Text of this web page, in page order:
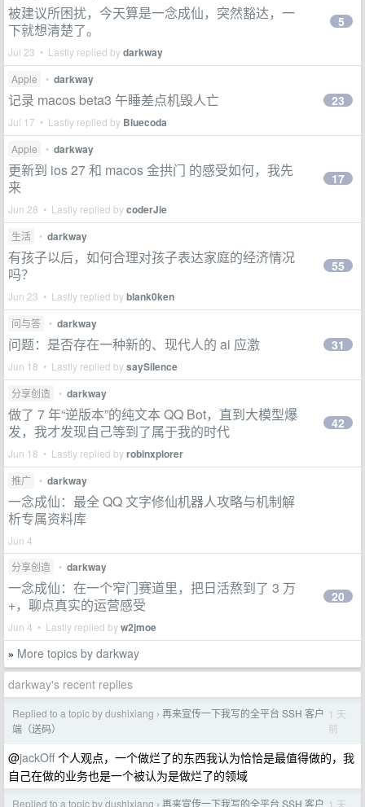
被建议所困扰，今天算是一念成仙，突然豁达，一
下就想清楚了。
Jul 23 • Lastly replied bydarkway
5
Apple • darkway
记录 macos beta3 午睡差点机毁人亡
Jul 17 • Lastly replied by Bluecoda
23
Apple • darkway
更新到 ios 27 和 macos 金拱门 的感受如何，我先
来
Jun 28 • Lastly replied bycoderJie
17
生活 • darkway
有孩子以后，如何合理对孩子表达家庭的经济情况
吗？
Jun 23 • Lastly replied byblank0ken
55
问与答 • darkway
问题：是否存在一种新的、现代人的 ai 应激
Jun 18 • Lastly replied bysaySilence
31
分享创造 • darkway
做了 7 年“逆版本”的纯文本 QQ Bot，直到大模型爆
发，我才发现自己等到了属于我的时代
Jun 18 • Lastly replied byrobinxplorer
42
推广 • darkway
一念成仙：最全 QQ 文字修仙机器人攻略与机制解
析专属资料库
Jun 4
分享创造
• darkway
一念成仙：在一个窄门赛道里，把日活熬到了 3 万
+，聊点真实的运营感受
Jun 4 • Lastly replied byw2jmoe
20
» More topics by darkway
darkway's recent replies
Replied to a topic by dushixiang › 再来宣传一下我写的全平台 SSH 客户
端（送码）
1 天
前
@jackOff个人观点，一个做烂了的东西我认为恰恰是最值得做的，我
自己在做的业务也是一个被认为是做烂了的领域
Replied to a topic by dushixiang › 再来宣传一下我写的全平台 SSH 客户 1 天